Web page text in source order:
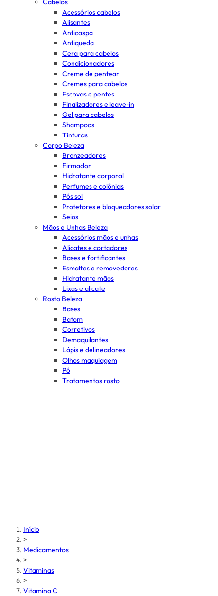
Cabelos
Acessórios cabelos
Alisantes
Anticaspa
Antiqueda
Cera para cabelos
Condicionadores
Creme de pentear
Cremes para cabelos
Escovas e pentes
Finalizadores e leave-in
Gel para cabelos
Shampoos
Tinturas
Corpo Beleza
Bronzeadores
Firmador
Hidratante corporal
Perfumes e colônias
Pós sol
Protetores e bloqueadores solar
Seios
Mãos e Unhas Beleza
Acessórios mãos e unhas
Alicates e cortadores
Bases e fortificantes
Esmaltes e removedores
Hidratante mãos
Lixas e alicate
Rosto Beleza
Bases
Batom
Corretivos
Demaquilantes
Lápis e delineadores
Olhos maquiagem
Pó
Tratamentos rosto
Início
>
Medicamentos
>
Vitaminas
>
Vitamina C